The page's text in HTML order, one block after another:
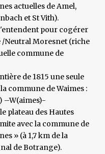
actuelles de Amel,
et St Vith).
pour cogérer
Neutral Moresnet (riche
commune de
de 1815 une seule
commune de Waimes :
–W(aimes)-
plateau des Hautes
avec la commune de
» (à 1,7 km de la
de Botrange).